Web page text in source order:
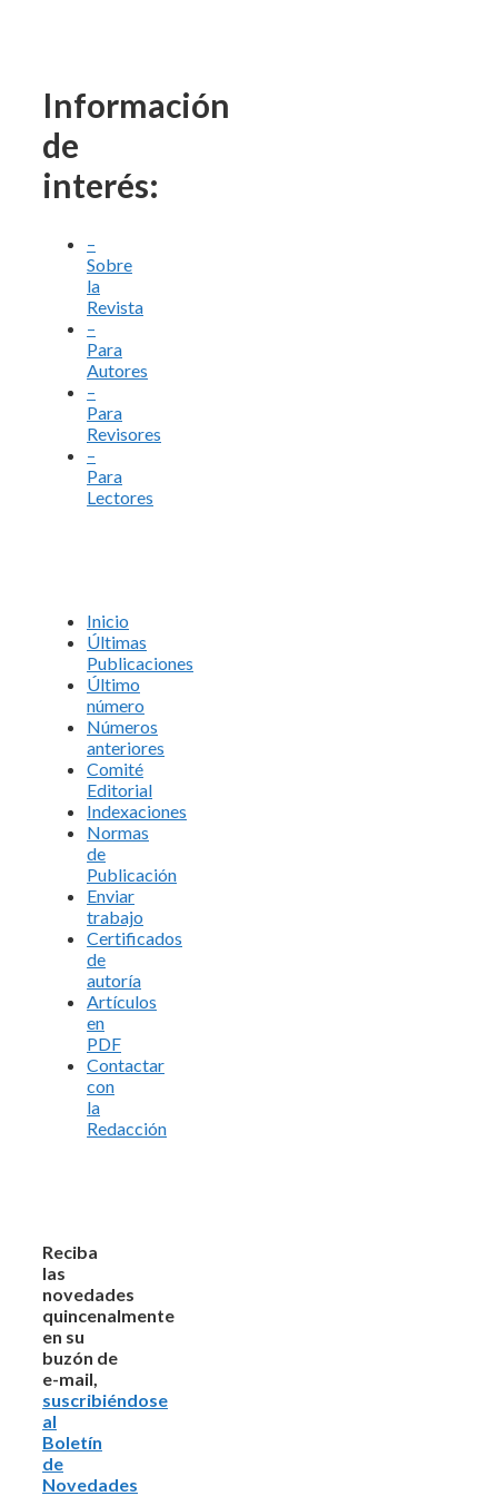
Información
de
interés:
–
Sobre
la
Revista
–
Para
Autores
–
Para
Revisores
–
Para
Lectores
Inicio
Últimas
Publicaciones
Último
número
Números
anteriores
Comité
Editorial
Indexaciones
Normas
de
Publicación
Enviar
trabajo
Certificados
de
autoría
Artículos
en
PDF
Contactar
con
la
Redacción
Reciba
las
novedades
quincenalmente
en su
buzón de
e-mail,
suscribiéndose
al
Boletín
de
Novedades